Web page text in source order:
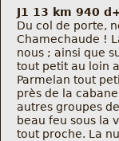
J1 13 km 940
Du col de porte,
Chamechaude !
nous ; ainsi que
tout petit au loin
Parmelan tout
près de la
autres groupes
beau feu sous la
tout proche. La